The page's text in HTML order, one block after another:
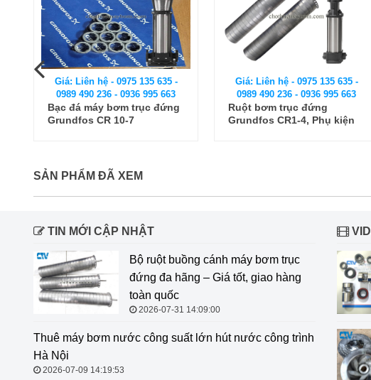
Giá: Liên hệ - 0975 135 635 -
0989 490 236 - 0936 995 663
Bạc đá máy bơm trục đứng
Grundfos CR 10-7
Giá: Liên hệ - 0975 135 635 -
0989 490 236 - 0936 995 663
Ruột bơm trục đứng
Grundfos CR1-4, Phụ kiện
SẢN PHẨM ĐÃ XEM
TIN MỚI CẬP NHẬT
Bộ ruột buồng cánh máy bơm trục
đứng đa hãng – Giá tốt, giao hàng
toàn quốc
2026-07-31 14:09:00
Thuê máy bơm nước công suất lớn